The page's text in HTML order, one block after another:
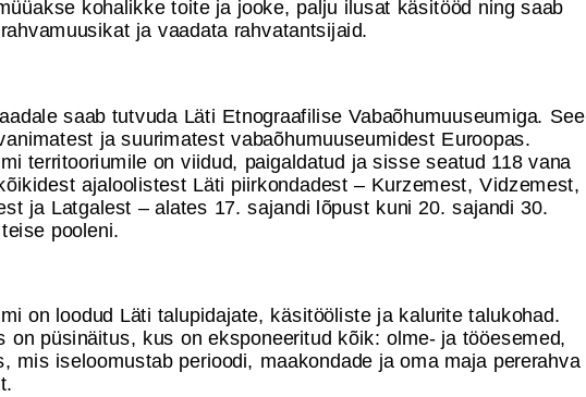
kohalikke toite ja jooke, palju ilusat käsitööd ning saab
ja vaadata rahvatantsijaid.
saab tutvuda Läti Etnograafilise Vabaõhumuuseumiga. See
ja suurimatest vabaõhumuuseumidest Euroopas.
territooriumile on viidud, paigaldatud ja sisse seatud 118 vana
ajaloolistest Läti piirkondadest – Kurzemest, Vidzemest,
ja Latgalest – alates 17. sajandi lõpust kuni 20. sajandi 30.
pooleni.
on loodud Läti talupidajate, käsitööliste ja kalurite talukohad.
on püsinäitus, kus on eksponeeritud kõik: olme- ja tööesemed,
mis iseloomustab perioodi, maakondade ja oma maja pererahva